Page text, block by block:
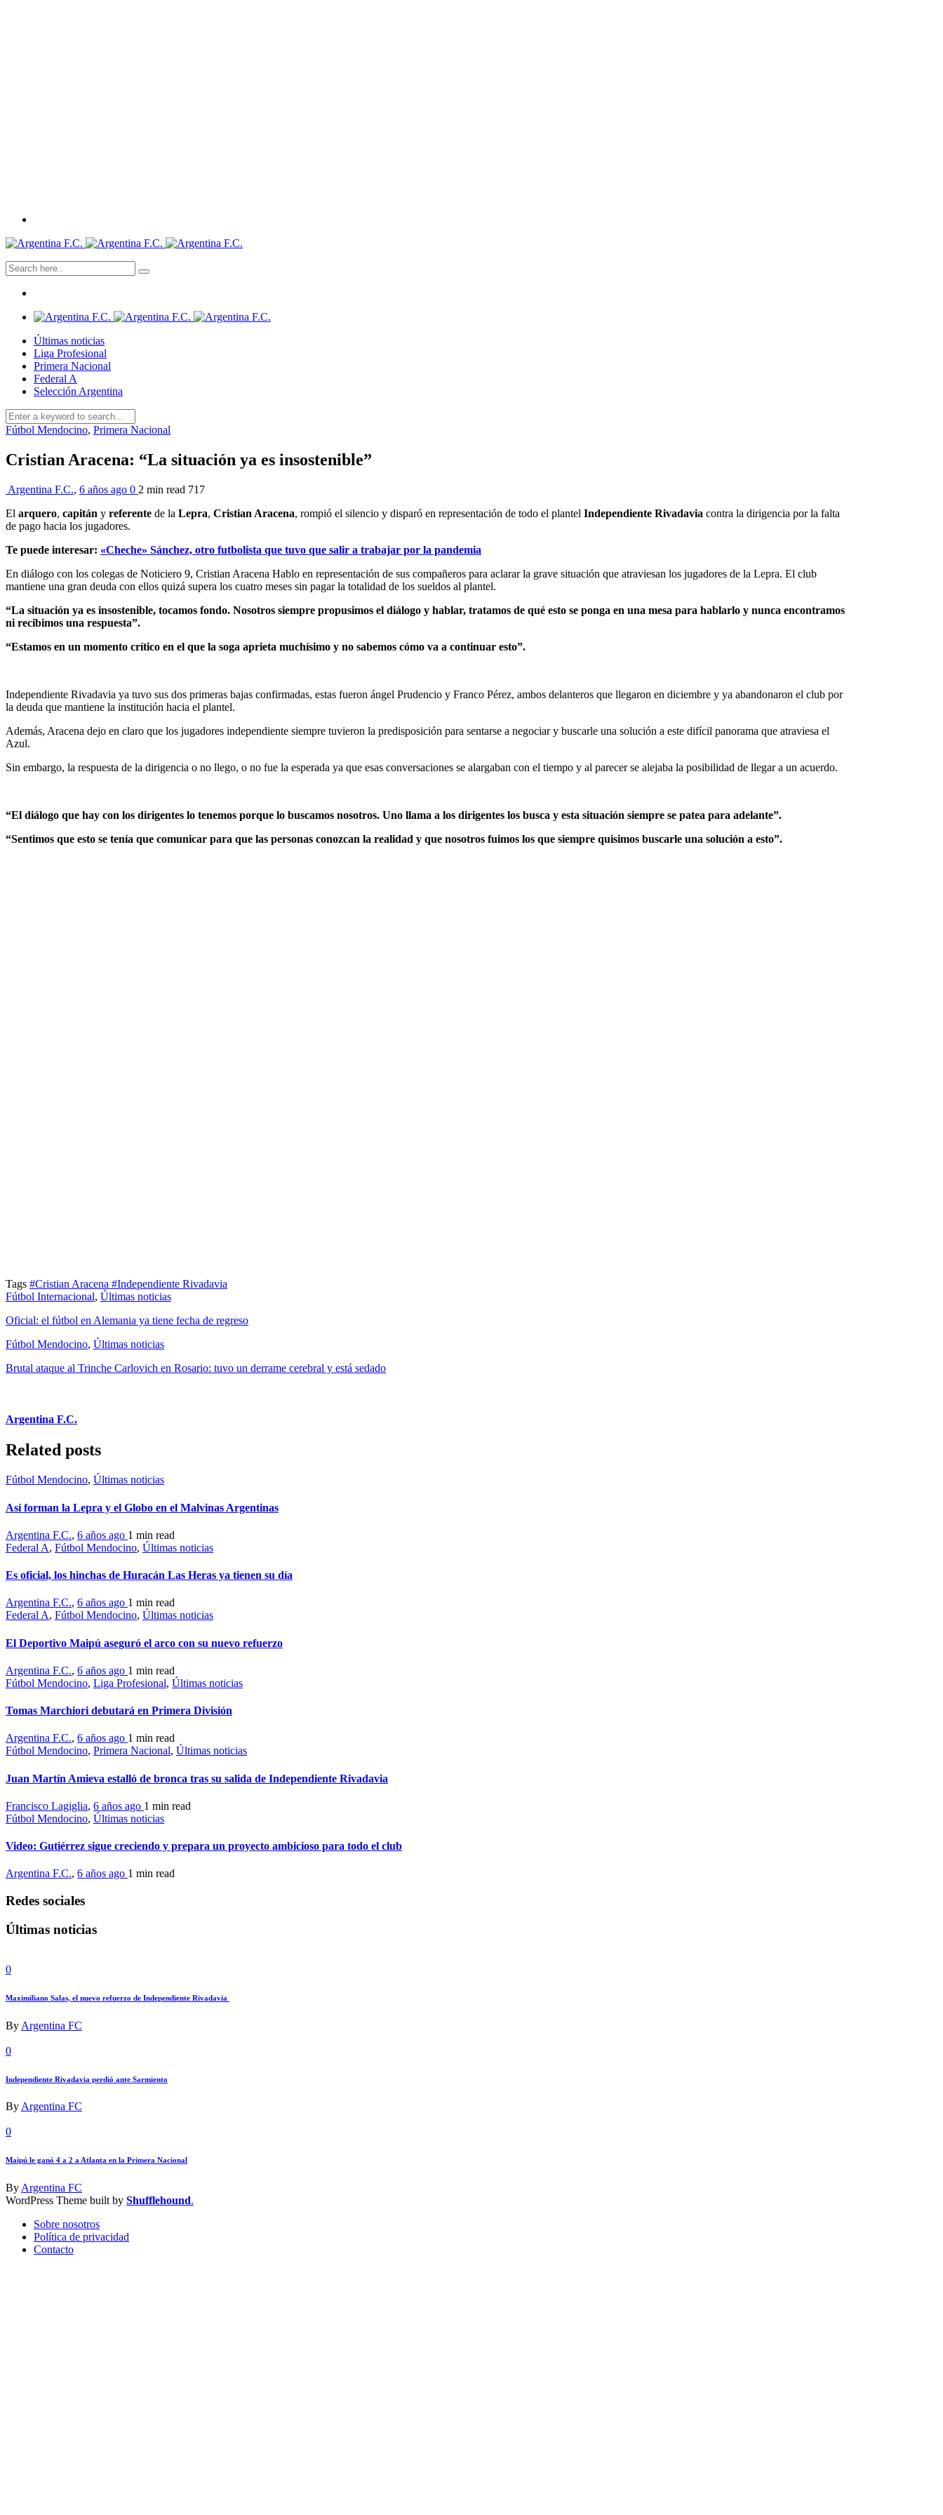
Últimas noticias
Liga Profesional
Primera Nacional
Federal A
Selección Argentina
Fútbol Mendocino, Primera Nacional
Cristian Aracena: “La situación ya es insostenible”
Argentina F.C., 6 años ago 0 2 min read 717
El arquero, capitán y referente de la Lepra, Cristian Aracena, rompió el silencio y disparó en representación de todo el plantel Independiente Rivadavia contra la dirigencia por la falta
de pago hacia los jugadores.
Te puede interesar: «Cheche» Sánchez, otro futbolista que tuvo que salir a trabajar por la pandemia
En diálogo con los colegas de Noticiero 9, Cristian Aracena Hablo en representación de sus compañeros para aclarar la grave situación que atraviesan los jugadores de la Lepra. El club
mantiene una gran deuda con ellos quizá supera los cuatro meses sin pagar la totalidad de los sueldos al plantel.
“La situación ya es insostenible, tocamos fondo. Nosotros siempre propusimos el diálogo y hablar, tratamos de qué esto se ponga en una mesa para hablarlo y nunca encontramos
ni recibimos una respuesta”.
“Estamos en un momento crítico en el que la soga aprieta muchísimo y no sabemos cómo va a continuar esto”.
Independiente Rivadavia ya tuvo sus dos primeras bajas confirmadas, estas fueron ángel Prudencio y Franco Pérez, ambos delanteros que llegaron en diciembre y ya abandonaron el club por
la deuda que mantiene la institución hacia el plantel.
Además, Aracena dejo en claro que los jugadores independiente siempre tuvieron la predisposición para sentarse a negociar y buscarle una solución a este difícil panorama que atraviesa el
Azul.
Sin embargo, la respuesta de la dirigencia o no llego, o no fue la esperada ya que esas conversaciones se alargaban con el tiempo y al parecer se alejaba la posibilidad de llegar a un acuerdo.
“El diálogo que hay con los dirigentes lo tenemos porque lo buscamos nosotros. Uno llama a los dirigentes los busca y esta situación siempre se patea para adelante”.
“Sentimos que esto se tenía que comunicar para que las personas conozcan la realidad y que nosotros fuimos los que siempre quisimos buscarle una solución a esto”.
Tags #Cristian Aracena #Independiente Rivadavia
Fútbol Internacional, Últimas noticias
Oficial: el fútbol en Alemania ya tiene fecha de regreso
Fútbol Mendocino, Últimas noticias
Brutal ataque al Trinche Carlovich en Rosario: tuvo un derrame cerebral y está sedado
Argentina F.C.
Related posts
Fútbol Mendocino, Últimas noticias
Así forman la Lepra y el Globo en el Malvinas Argentinas
Argentina F.C., 6 años ago 1 min read
Federal A, Fútbol Mendocino, Últimas noticias
Es oficial, los hinchas de Huracán Las Heras ya tienen su día
Argentina F.C., 6 años ago 1 min read
Federal A, Fútbol Mendocino, Últimas noticias
El Deportivo Maipú aseguró el arco con su nuevo refuerzo
Argentina F.C., 6 años ago 1 min read
Fútbol Mendocino, Liga Profesional, Últimas noticias
Tomas Marchiori debutará en Primera División
Argentina F.C., 6 años ago 1 min read
Fútbol Mendocino, Primera Nacional, Últimas noticias
Juan Martín Amieva estalló de bronca tras su salida de Independiente Rivadavia
Francisco Lagiglia, 6 años ago 1 min read
Fútbol Mendocino, Últimas noticias
Video: Gutiérrez sigue creciendo y prepara un proyecto ambicioso para todo el club
Argentina F.C., 6 años ago 1 min read
Redes sociales
Últimas noticias
0
Maximiliano Salas, el nuevo refuerzo de Independiente Rivadavia
By Argentina FC
0
Independiente Rivadavia perdió ante Sarmiento
ByArgentina FC
0
Maipú le ganó 4 a 2 a Atlanta en la Primera Nacional
ByArgentina FC
WordPress Theme built by Shufflehound.
Sobre nosotros
Política de privacidad
Contacto